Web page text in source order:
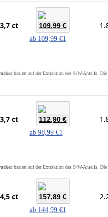
3,7 ct 109,99 €
ab 109,99 €1
basiert auf der Extraktion des S/W-Anteils. Die
3,7 ct 112,90 €
ab 98,99 €1
basiert auf der Extraktion des S/W-Anteils. Die
4,5 ct 157,89 €
ab 144,99 €1